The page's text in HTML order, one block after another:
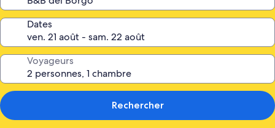
Dates
Voyageurs
Rechercher